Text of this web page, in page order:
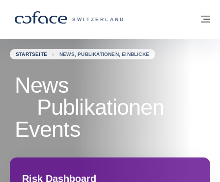
COFACE FOR TRADE - WEBSEITE DER
SWITZERLAND
Zurück zur Startseite
STARTSEITE NEWS, PUBLIKATIONEN, EINBLICKE
News
Publikationen
Events
Risk Dashboard